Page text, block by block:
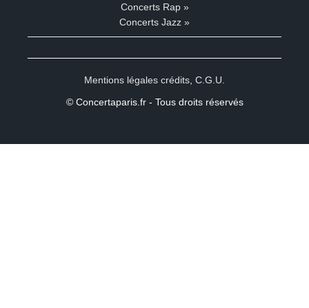
Concerts Rap »
Concerts Jazz »
Mentions légales crédits C.G.U.
© Concertaparis.fr - Tous droits réservés